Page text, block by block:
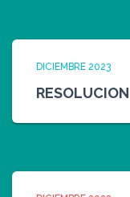
DICIEMBRE 2023